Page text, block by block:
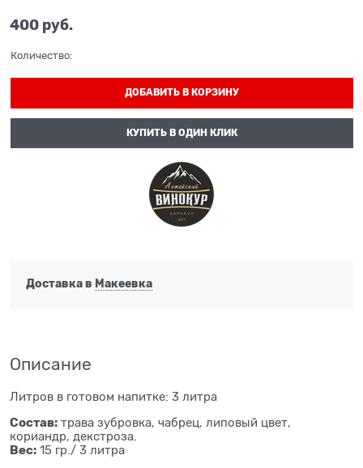
400 руб.
Количество:
ДОБАВИТЬ В КОРЗИНУ
КУПИТЬ В ОДИН КЛИК
Доставка в Макеевка
Описание
Литров в готовом напитке: 3 литра
Состав: трава зубровка, чабрец, липовый цвет,
кориандр, декстроза.
Вес: 15 гр./ 3 литра